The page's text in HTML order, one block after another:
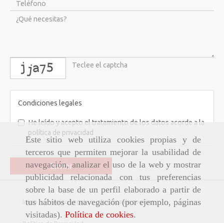
Este sitio web utiliza cookies propias y de
terceros que permiten mejorar la usabilidad de
navegación, analizar el uso de la web y mostrar
publicidad relacionada con tus preferencias
sobre la base de un perfil elaborado a partir de
tus hábitos de navegación (por ejemplo, páginas
visitadas). Política de cookies.
captcha
Condiciones legales
He leído y acepto el tratamiento de los datos acorde a la
política de privacidad
Enviar
Inicio Aviso Legal Política de cookies